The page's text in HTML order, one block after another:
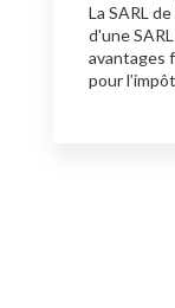
La SARL
d'une
avantages
pour